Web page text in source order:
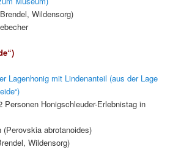
Wildensorg)
Lagenhonig mit Lindenanteil (aus der Lage
Personen Honigschleuder-Erlebnistag in
(Perovskia abrotanoides)
Wildensorg)